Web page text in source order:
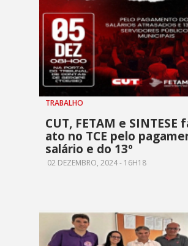
TRABALHO
CUT, FETAM e SINTESE
ato no TCE pelo
salário e do 13º
02 DEZEMBRO, 2024 - 16H18